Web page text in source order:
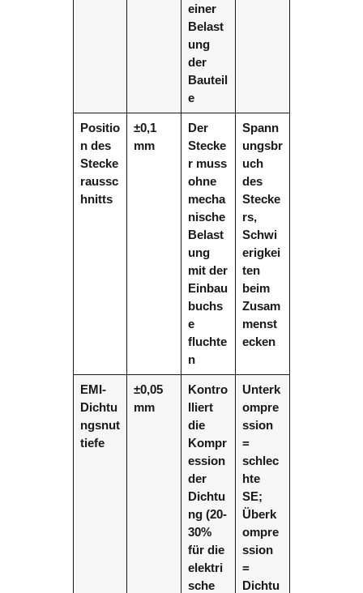
einer
Belast
ung
der
Bauteil
e
Positio
n des
Stecke
raussc
hnitts
±0,1
mm
Der
Stecke
r muss
ohne
mecha
nische
Belast
ung
mit der
Einbau
buchs
e
fluchte
n
Spann
ungsbr
uch
des
Stecke
rs,
Schwi
erigkei
ten
beim
Zusam
menst
ecken
EMI-
Dichtu
ngsnut
tiefe
±0,05
mm
Kontro
lliert
die
Kompr
ession
der
Dichtu
ng (20-
30%
für die
elektri
sche
Unterk
ompre
ssion
=
schlec
hte
SE;
Überk
ompre
ssion
=
Dichtu